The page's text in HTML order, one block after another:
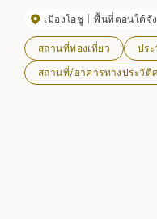
บ้านหลักที่เขาใช้ชีวิตช่วงบั้น
ซึ่งคุณจะเพลิดเพลินไปกับนิท
แสดงท้องถิ่น นอกจากนี้ยังมีร้
ลองอาหารท้องถิ่นได้ ทำให้เป็
สามารถเพลิดเพลินได้ ●มาฟังเรื่องเก่าๆ กันเถอะ (มุคาชิ
เมืองโอชู พื้นที่ตอนใต้จั
สถานที่ท่องเที่ยว
ปร
สถานที่/อาคารทางประวัติ